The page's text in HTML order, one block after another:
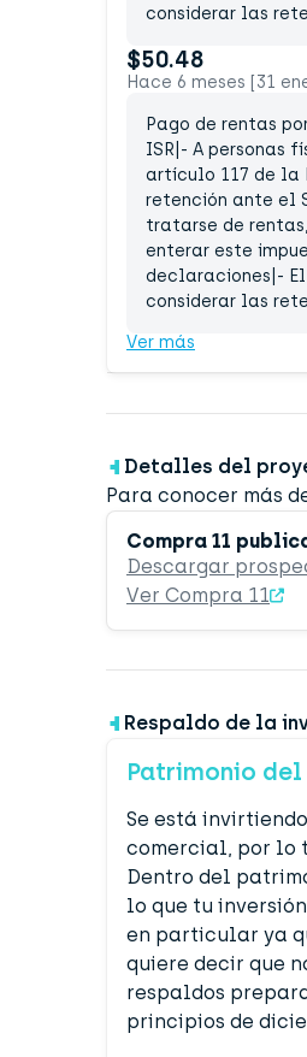
considerar las
$50.48
Hace 6 meses [31
Pago de rentas
ISR|- A personas
artículo 117 de la
retención ante el
tratarse de
enterar este
declaraciones|-
considerar las
Ver más
Detalles del
Para conocer más
Compra 11
Descargar
Ver Compra 11
Respaldo de la
Patrimonio
Se está
comercial, por lo
Dentro del
lo que tu
en particular ya
quiere decir que
respaldos
principios de